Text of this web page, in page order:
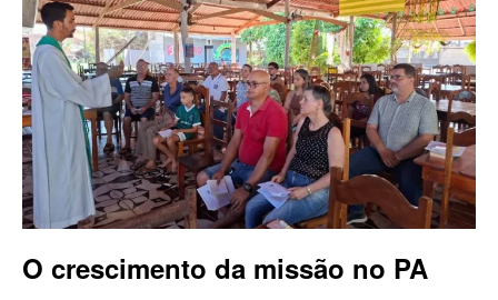
O crescimento da missão no PA